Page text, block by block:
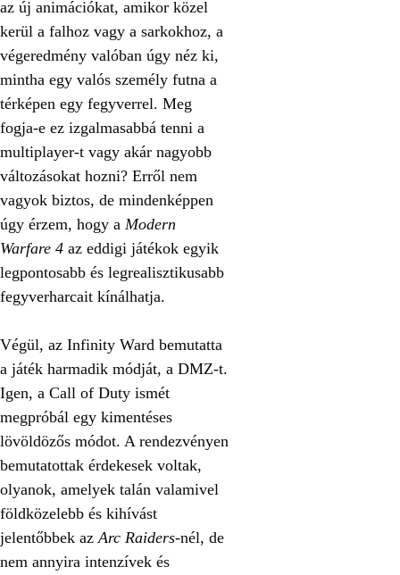
az új animációkat, amikor közel
kerül a falhoz vagy a sarkokhoz, a
végeredmény valóban úgy néz ki,
mintha egy valós személy futna a
térképen egy fegyverrel. Meg
fogja-e ez izgalmasabbá tenni a
multiplayer-t vagy akár nagyobb
változásokat hozni? Erről nem
vagyok biztos, de mindenképpen
úgy érzem, hogy a Modern
Warfare 4 az eddigi játékok egyik
legpontosabb és legrealisztikusabb
fegyverharcait kínálhatja.
Végül, az Infinity Ward bemutatta
a játék harmadik módját, a DMZ-t.
Igen, a Call of Duty ismét
megpróbál egy kimentéses
lövöldözős módot. A rendezvényen
bemutatottak érdekesek voltak,
olyanok, amelyek talán valamivel
földközelebb és kihívást
jelentőbbek az Arc Raiders-nél, de
nem annyira intenzívek és